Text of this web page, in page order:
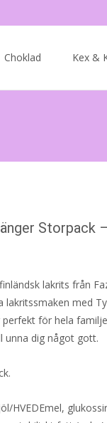
Choklad Kex &
Storpack
lakrits från
med
för hela
unna dig något gott.
HVEDEmel,